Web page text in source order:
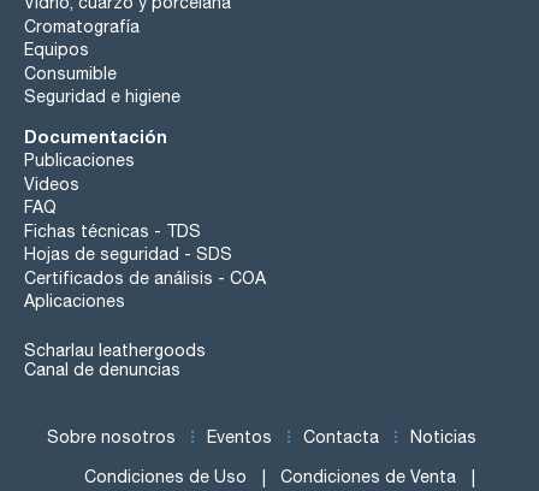
Cromatografía
Equipos
Consumible
Seguridad e higiene
Documentación
Publicaciones
Videos
FAQ
Fichas técnicas - TDS
Hojas de seguridad - SDS
Certificados de análisis - COA
Aplicaciones
Scharlau leathergoods
Canal de denuncias
Sobre nosotros Eventos Contacta Noticias
Condiciones de Uso Condiciones de Venta